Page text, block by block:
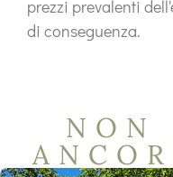
prezzi prevalenti
di conseguenza.
NON